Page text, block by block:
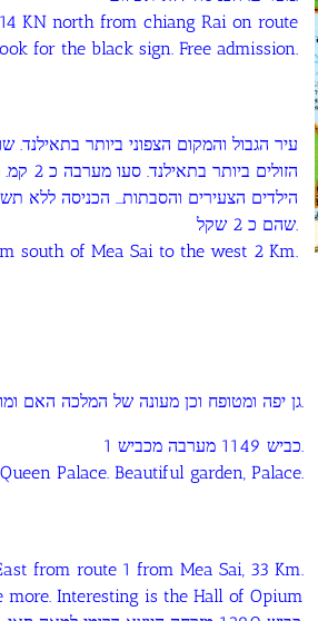
KN north from chiang Rai on route
for the black sign. Free admission.
שהם כ 2 שקל.
south of Mea Sai to the west 2 Km.
גן יפה ומטופח וכן מעונה של המלכה האם ומוזיאון לפועלה.
כביש 1149 מערבה מכביש 1.
Palace. Beautiful garden, Palace.
from route 1 from Mea Sai, 33 Km.
Interesting is the Hall of Opium